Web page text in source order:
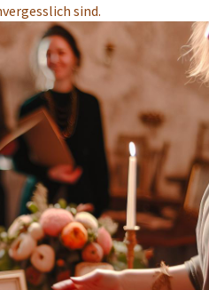
sind.